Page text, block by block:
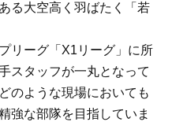
る大空高く羽ばたく「若
リーグ「X1リーグ」に所
スタッフが一丸となって
のような現場においても
強な部隊を目指していま